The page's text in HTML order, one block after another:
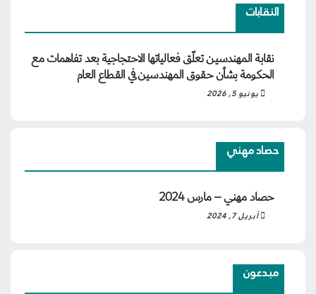
النقابات
نقابة المهندسين تعلّق فعالياتها الاحتجاجية بعد تفاهمات مع
الحكومة بشأن حقوق المهندسين في القطاع العام
يونيو 5, 2026
حصاد مهني
حصاد مهني – مارس 2024
أبريل 7, 2024
مبدعون